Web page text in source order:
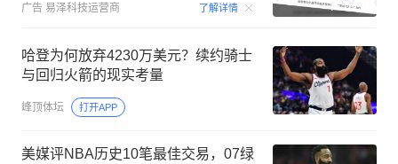
广告 易泽科技运营商 了解详情 00:15
哈登为何放弃4230万美元？续约骑士
与回归火箭的现实考量
峰顶体坛 打开APP
美媒评NBA历史10笔最佳交易，07绿